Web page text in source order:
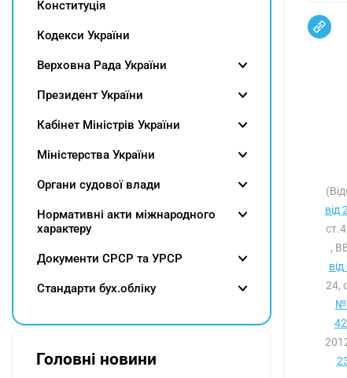
від
,
24,
№
Конституція
Кодекси України
Верховна Рада України
Президент України
Кабінет Міністрів України
Міністерства України
Органи судової влади
Нормативні акти міжнародного
характеру
Документи СРСР та УРСР
Cтандарти бух.обліку
Головні новини